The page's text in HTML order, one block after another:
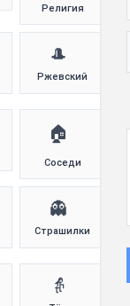
Религия
🎩
Ржевский
🏠
Соседи
👻
Страшилки
👵